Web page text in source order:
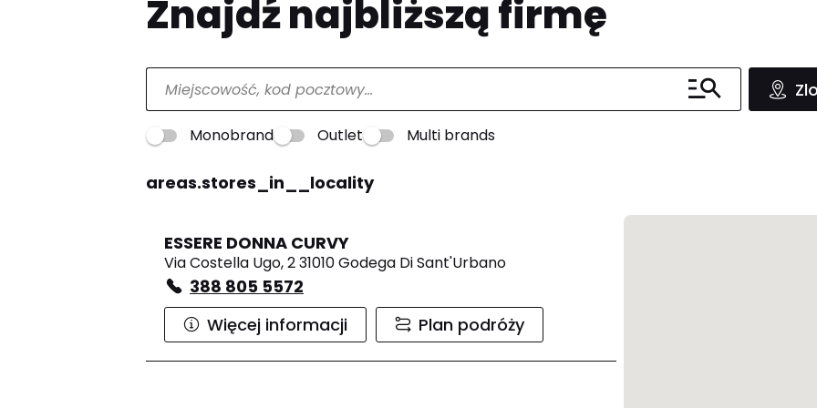
Znajdź najbliższą firmę
Monobrand Outlet Multi brands
areas.stores_in__locality
ESSERE DONNA CURVY
Via Costella Ugo, 2 31010 Godega Di Sant'Urbano
388 805 5572
Więcej informacji
Plan podróży